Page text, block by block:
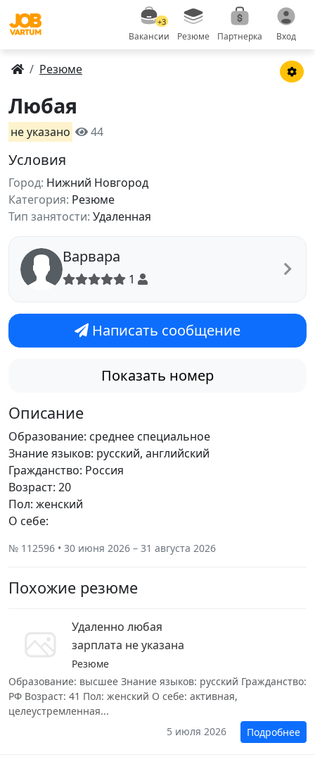
+3
Вакансии Резюме Партнерка Вход
Резюме
Любая
не указано 44
Условия
Город: Нижний Новгород
Категория: Резюме
Тип занятости: Удаленная
Варвара
1
Написать сообщение
Показать номер
Описание
Образование: среднее специальное
Знание языков: русский, английский
Гражданство: Россия
Возраст: 20
Пол: женский
О себе:
№ 112596 • 30 июня 2026 – 31 августа 2026
Похожие резюме
Удаленно любая
зарплата не указана
Резюме
Образование: высшее Знание языков: русский Гражданство:
РФ Возраст: 41 Пол: женский О себе: активная,
целеустремленная...
5 июля 2026
Подробнее